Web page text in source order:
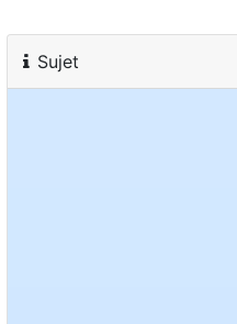
Sujet